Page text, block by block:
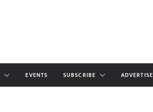
EVENTS SUBSCRIBE ADVERTISE